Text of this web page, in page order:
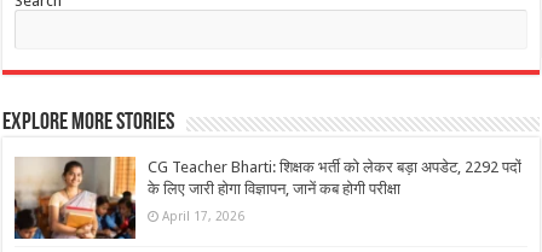
Explore More Stories
CG Teacher Bharti: शिक्षक भर्ती को लेकर बड़ा अपडेट, 2292 पदों
के लिए जारी होगा विज्ञापन, जानें कब होगी परीक्षा
April 17, 2026